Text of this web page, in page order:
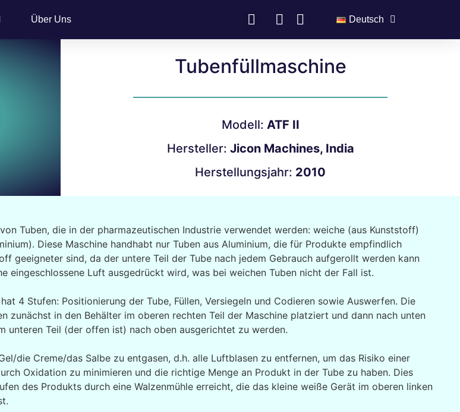
Über Uns Deutsch
Tubenfüllmaschine
Modell: ATF II
Hersteller: Jicon Machines, India
Herstellungsjahr: 2010
Tuben, die in der pharmazeutischen Industrie verwendet werden: weiche (aus Kunststoff)
Diese Maschine handhabt nur Tuben aus Aluminium, die für Produkte empfindlich
geeigneter sind, da der untere Teil der Tube nach jedem Gebrauch aufgerollt werden kann
eingeschlossene Luft ausgedrückt wird, was bei weichen Tuben nicht der Fall ist.
4 Stufen: Positionierung der Tube, Füllen, Versiegeln und Codieren sowie Auswerfen. Die
zunächst in den Behälter im oberen rechten Teil der Maschine platziert und dann nach unten
unteren Teil (der offen ist) nach oben ausgerichtet zu werden.
die Creme/das Salbe zu entgasen, d.h. alle Luftblasen zu entfernen, um das Risiko einer
Oxidation zu minimieren und die richtige Menge an Produkt in der Tube zu haben. Dies
des Produkts durch eine Walzenmühle erreicht, die das kleine weiße Gerät im oberen linken